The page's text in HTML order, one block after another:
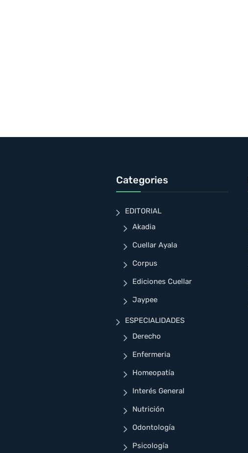
Categories
EDITORIAL
Akadia
Cuellar Ayala
Corpus
Ediciones Cuellar
Jaypee
ESPECIALIDADES
Derecho
Enfermeria
Homeopatía
Interés General
Nutrición
Odontología
Psicología